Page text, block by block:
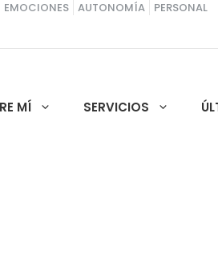
EMOCIONES AUTONOMÍA PERSONAL
MÍ SERVICIOS